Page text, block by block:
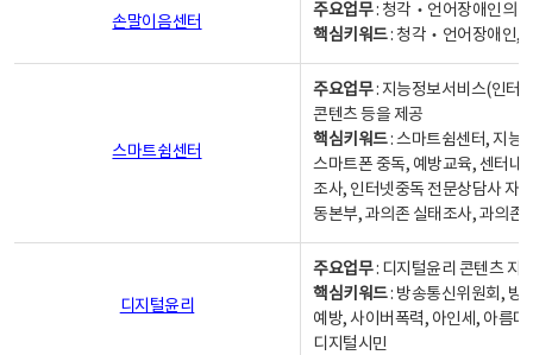
손말이음센터
주요업무: 청각‧언어장애인의
핵심키워드: 청각‧언어장애인,
스마트쉼센터
주요업무: 지능정보서비스(인터
콘텐츠 등을 제공
핵심키워드: 스마트쉼센터, 지능
스마트폰 중독, 예방교육, 센터내
조사, 인터넷중독 전문상담사 자
동본부, 과의존 실태조사, 과의존
디지털윤리
주요업무: 디지털윤리 콘텐츠 지
핵심키워드: 방송통신위원회, 방
예방, 사이버폭력, 아인세, 아름
디지털시민